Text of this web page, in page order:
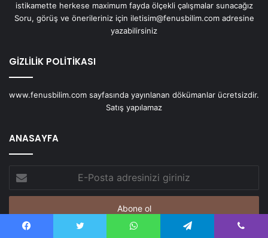
istikamette herkese maximum fayda ölçekli çalışmalar sunacağız
Soru, görüş ve önerileriniz için iletisim@fenusbilim.com adresine
yazabilirsiniz
GİZLİLİK POLİTİKASI
www.fenusbilim.com sayfasında yayınlanan dökümanlar ücretsizdir.
Satış yapılamaz
ANASAYFA
Posta
adresinizi